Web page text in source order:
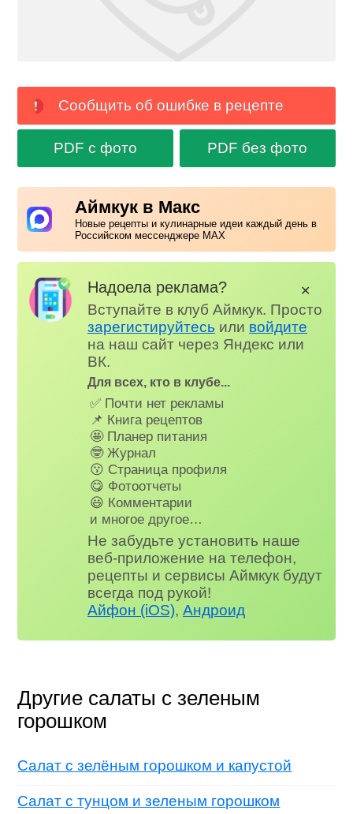
Сообщить об ошибке в рецепте
PDF с фото PDF без фото
Аймкук в Макс
Новые рецепты и кулинарные идеи каждый день в
Российском мессенджере MAX
Надоела реклама?
Вступайте в клуб Аймкук. Просто
зарегистируйтесь или войдите
на наш сайт через Яндекс или
ВК.
Для всех, кто в клубе...
✅ Почти нет рекламы
📌 Книга рецептов
🤩 Планер питания
🤓 Журнал
😗 Страница профиля
😋 Фотоотчеты
😃 Комментарии
и многое другое…
Не забудьте установить наше
веб-приложение на телефон,
рецепты и сервисы Аймкук будут
всегда под рукой!
Айфон (iOS),Андроид
✕
Другие салаты с зеленым
горошком
Салат с зелёным горошком и капустой
Салат с тунцом и зеленым горошком